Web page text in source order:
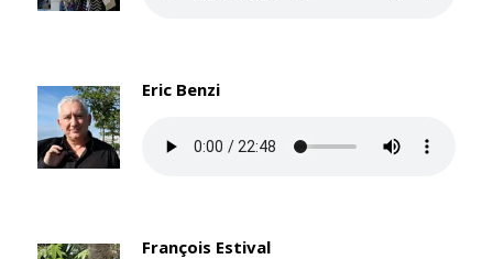
Eric Benzi
François Estival